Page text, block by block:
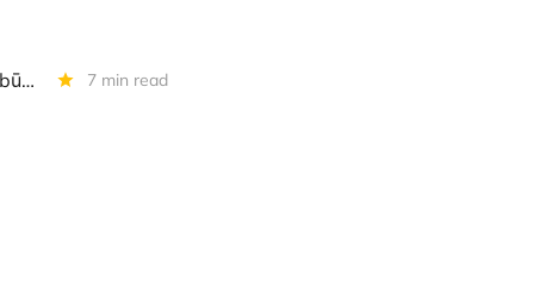
Diena kriptoje: VMI žinos daugiau apie tavo BTC ir kripto, DeFi kovos, būdas dovanoti BTC ir dar daugiau 7 min read